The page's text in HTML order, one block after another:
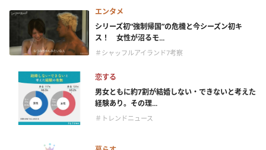
エンタメ
シリーズ初“強制帰国”の危機と今シーズン初キ
ス！ 女性が沼るモ...
＃シャッフルアイランド7考察
恋する
男女ともに約7割が結婚しない・できないと考えた
経験あり。その理...
＃トレンドニュース